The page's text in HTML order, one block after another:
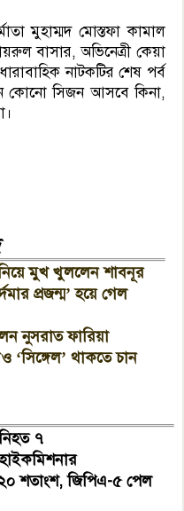
মুহাম্মদ মোস্তফা কামাল
বাসার, অভিনেত্রী কেয়া
নাটকটির শেষ পর্ব
কোনো সিজন আসবে কিনা,
মুখ খুললেন শাবনূর
প্রজন্ম’ হয়ে গেল
নুসরাত ফারিয়া
থাকতে চান
৭
হাইকমিশনার
শতাংশ, জিপিএ-৫ পেল